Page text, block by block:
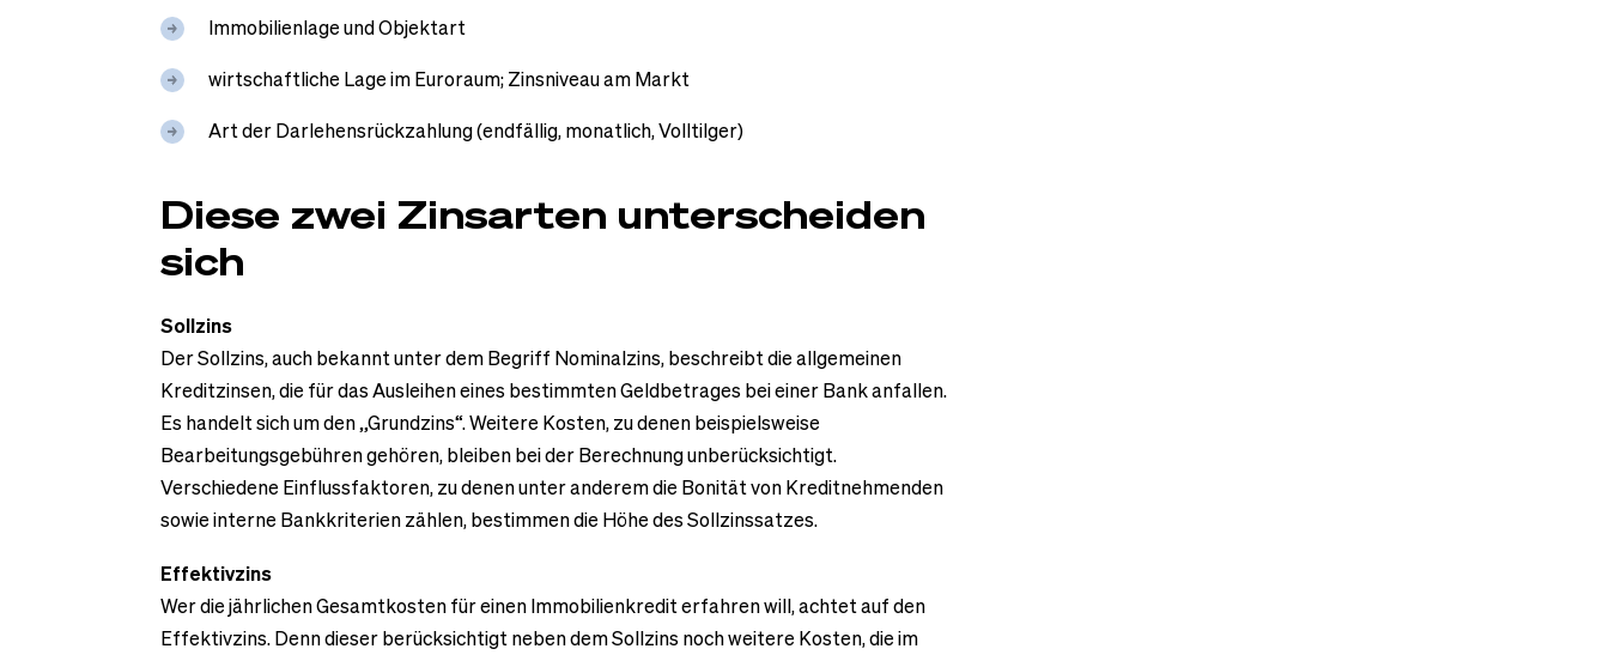
Immobilienlage und Objektart
wirtschaftliche Lage im Euroraum; Zinsniveau am Markt
Art der Darlehensrückzahlung (endfällig, monatlich, Volltilger)
Diese zwei Zinsarten unterscheiden
sich
Sollzins
Der Sollzins, auch bekannt unter dem Begriff Nominalzins, beschreibt die allgemeinen
Kreditzinsen, die für das Ausleihen eines bestimmten Geldbetrages bei einer Bank anfallen.
Es handelt sich um den „Grundzins“. Weitere Kosten, zu denen beispielsweise
Bearbeitungsgebühren gehören, bleiben bei der Berechnung unberücksichtigt.
Verschiedene Einflussfaktoren, zu denen unter anderem die Bonität von Kreditnehmenden
sowie interne Bankkriterien zählen, bestimmen die Höhe des Sollzinssatzes.
Effektivzins
Wer die jährlichen Gesamtkosten für einen Immobilienkredit erfahren will, achtet auf den
Effektivzins. Denn dieser berücksichtigt neben dem Sollzins noch weitere Kosten, die im